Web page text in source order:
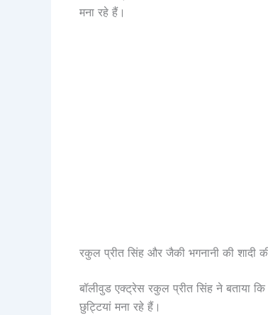
मना रहे हैं।
रकुल प्रीत सिंह और जैकी भगनानी की शादी
बॉलीवुड एक्ट्रेस रकुल प्रीत सिंह ने बताया
छुट्टियां मना रहे हैं।